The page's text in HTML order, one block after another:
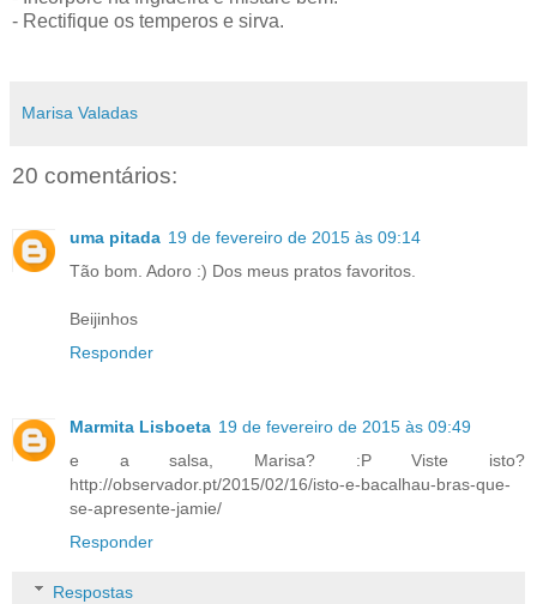
- Rectifique os temperos e sirva.
Marisa Valadas
20 comentários:
uma pitada 19 de fevereiro de 2015 às 09:14
Tão bom. Adoro :) Dos meus pratos favoritos.
Beijinhos
Responder
Marmita Lisboeta 19 de fevereiro de 2015 às 09:49
e a salsa, Marisa? :P Viste isto?
http://observador.pt/2015/02/16/isto-e-bacalhau-bras-que-
se-apresente-jamie/
Responder
Respostas